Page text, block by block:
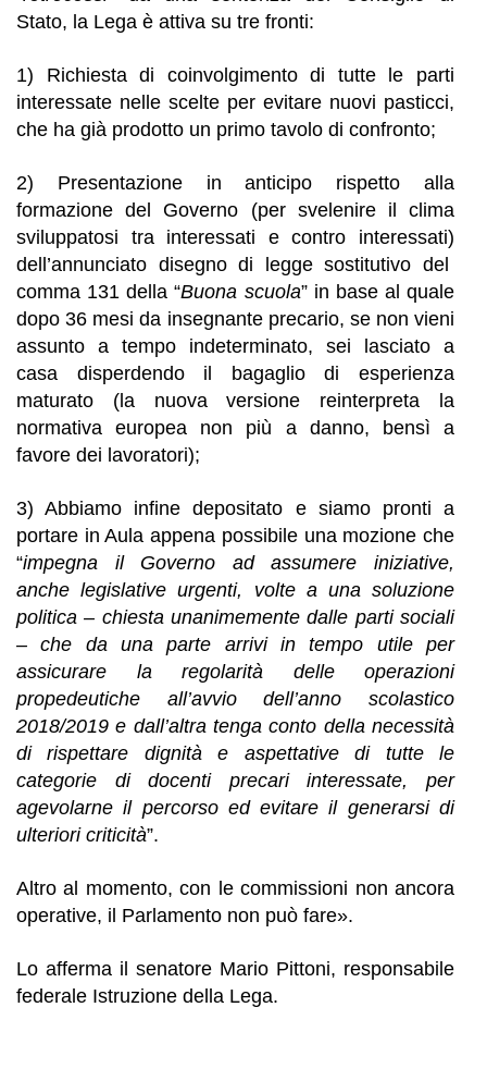
Stato, la Lega è attiva su tre fronti:
1) Richiesta di coinvolgimento di tutte le parti
interessate nelle scelte per evitare nuovi pasticci,
che ha già prodotto un primo tavolo di confronto;
2) Presentazione in anticipo rispetto alla
formazione del Governo (per svelenire il clima
sviluppatosi tra interessati e contro interessati)
dell’annunciato disegno di legge sostitutivo del
comma 131 della “Buona scuola” in base al quale
dopo 36 mesi da insegnante precario, se non vieni
assunto a tempo indeterminato, sei lasciato a
casa disperdendo il bagaglio di esperienza
maturato (la nuova versione reinterpreta la
normativa europea non più a danno, bensì a
favore dei lavoratori);
3) Abbiamo infine depositato e siamo pronti a
portare in Aula appena possibile una mozione che
“impegna il Governo ad assumere iniziative,
anche legislative urgenti, volte a una soluzione
politica – chiesta unanimemente dalle parti sociali
– che da una parte arrivi in tempo utile per
assicurare la regolarità delle operazioni
propedeutiche all’avvio dell’anno scolastico
2018/2019 e dall’altra tenga conto della necessità
di rispettare dignità e aspettative di tutte le
categorie di docenti precari interessate, per
agevolarne il percorso ed evitare il generarsi di
ulteriori criticità”.
Altro al momento, con le commissioni non ancora
operative, il Parlamento non può fare».
Lo afferma il senatore Mario Pittoni, responsabile
federale Istruzione della Lega.